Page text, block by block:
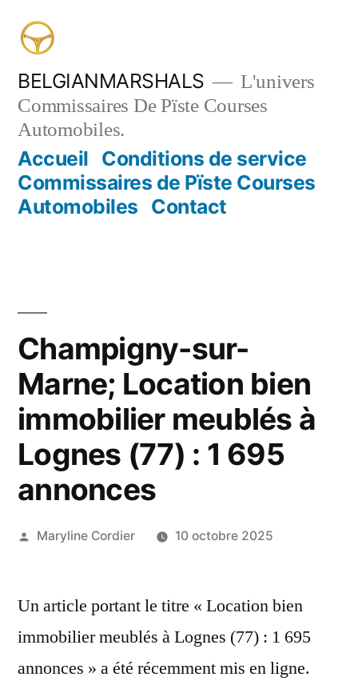
contenu
BELGIANMARSHALS
L'univers
Commissaires De Pïste Courses
Automobiles.
Accueil Conditions de service
Commissaires de Pïste Courses
Automobiles Contact
Champigny-sur-
Marne; Location bien
immobilier meublés à
Lognes (77) : 1 695
annonces
Publié
Maryline Cordier 10 octobre 2025
Un article portant le titre « Location bien
immobilier meublés à Lognes (77) : 1 695
annonces » a été récemment mis en ligne.